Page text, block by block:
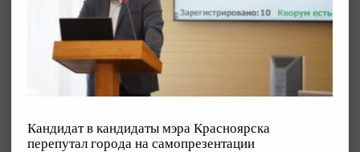
Кандидат в кандидаты мэра Красноярска
перепутал города на самопрезентации